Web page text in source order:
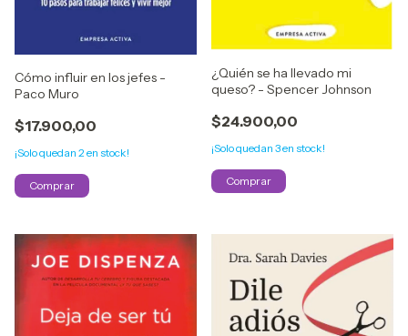
Cómo influir en los jefes -
Paco Muro
$17.900,00
¡Solo quedan 2 en stock!
¿Quién se ha llevado mi
queso? - Spencer Johnson
$24.900,00
¡Solo quedan 3en stock!